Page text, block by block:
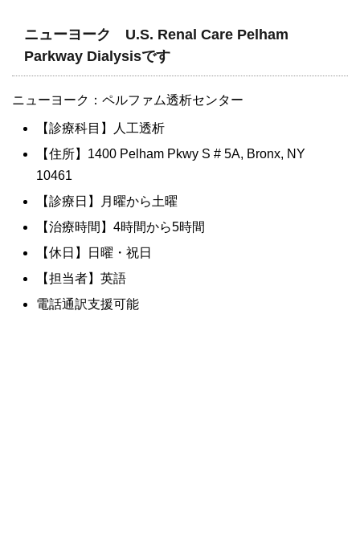
ニューヨーク U.S. Renal Care Pelham
Parkway Dialysisです
ニューヨーク：ペルファム透析センター
【診療科目】人工透析
【住所】1400 Pelham Pkwy S # 5A, Bronx, NY
10461
【診療日】月曜から土曜
【治療時間】4時間から5時間
【休日】日曜・祝日
【担当者】英語
電話通訳支援可能